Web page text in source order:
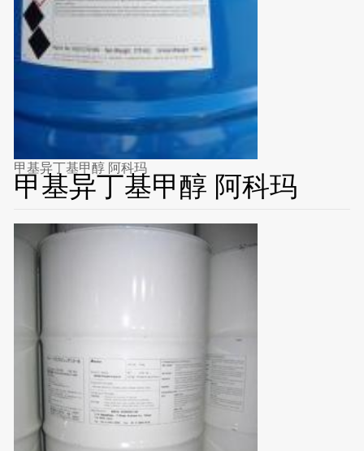
甲基异丁基甲醇 阿科玛
甲基异丁基甲醇 阿科玛